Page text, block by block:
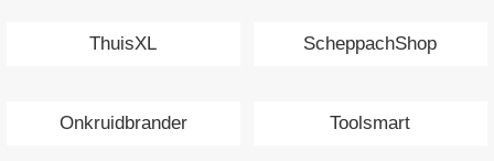
ThuisXL ScheppachShop
Onkruidbrander Toolsmart